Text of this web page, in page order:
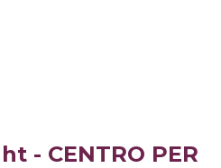
- CENTRO PER